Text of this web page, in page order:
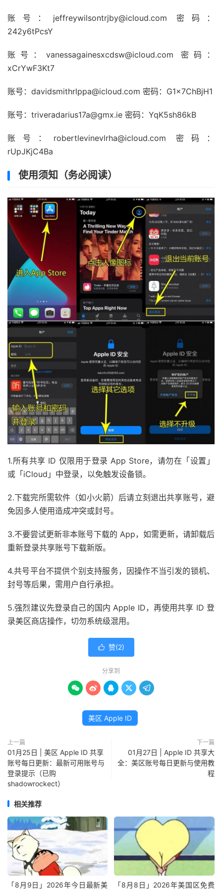
账号： jeffreywilsontrjby@icloud.com 密码：
242y6tPcsY
账号： vanessagainesxcdsw@icloud.com 密码：
xCrYwF3Kt7
账号： davidsmithrlppa@icloud.com 密码：G1x7ChBjH1
账号： triveradarius17a@gmx.ie 密码：YqK5sh86kB
账号： robertlevinevlrha@icloud.com 密码：
rUpJKjC4Ba
使用须知（务必阅读）
1.所有共享 ID 仅限用于登录 App Store，请勿在「设置」
或「iCloud」中登录，以免触发设备锁。
2.下载完所需软件（如小火箭）后请立刻退出共享账号，避
免因多人使用造成冲突或封号。
3.不要尝试更新非本账号下载的 App，如需更新，请卸载后
重新登录共享账号下载新版。
4.共号平台不提供个别支持服务，因操作不当引发的锁机、
封号等后果，需用户自行承担。
5.强烈建议先登录自己的国内 Apple ID，再使用共享 ID 登
录美区商店操作，切勿系统级混用。
 赞(2)
分享到
    
美区 Apple ID
上一篇
01月25日 | 美区 Apple ID 共享
账号每日更新：最新可用账号与
登录提示（已购
shadowrockect）
下一篇
01月27日 | Apple ID 共享大
全：美区账号每日更新与使用教
程
相关推荐
「8月9日」2026年今日最新美 「8月8日」2026年美国区免费